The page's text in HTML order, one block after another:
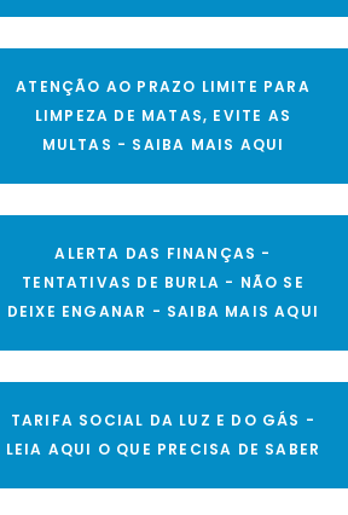
ATENÇÃO AO PRAZO LIMITE PARA
LIMPEZA DE MATAS, EVITE AS
MULTAS - SAIBA MAIS AQUI
ALERTA DAS FINANÇAS -
TENTATIVAS DE BURLA - NÃO SE
DEIXE ENGANAR - SAIBA MAIS AQUI
TARIFA SOCIAL DA LUZ E DO GÁS -
LEIA AQUI O QUE PRECISA DE SABER